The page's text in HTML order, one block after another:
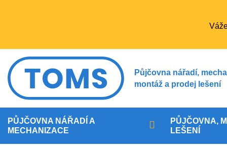
Půjčovna nářadí,
montáž a prodej lešení
PŮJČOVNA NÁŘADÍ A
MECHANIZACE
PŮJČOVNA,
LEŠENÍ